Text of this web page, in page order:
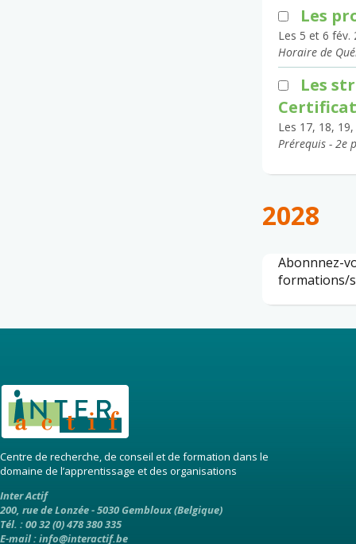
Les
Les 5 et 6
Horaire de
Les
Les 17, 18,
Prérequis - 2e
2028
Abonnnez-
formations/
Centre de recherche, de conseil et de formation dans le
domaine de l’apprentissage et des organisations
Inter Actif
200, rue de Lonzée - 5030 Gembloux (Belgique)
Tél. : 00 32 (0) 478 380 335
E-mail :info@interactif.be